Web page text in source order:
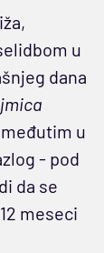
u
dana
u
- pod
da se
meseci